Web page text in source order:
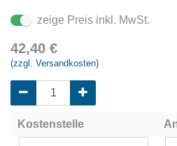
zeige Preis inkl. MwSt.
42,40 €
(zzgl. Versandkosten)
Kostenstelle